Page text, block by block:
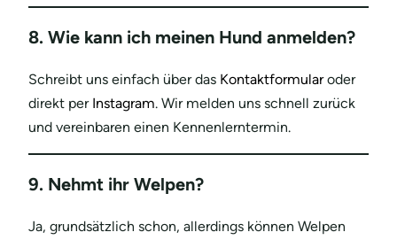
8. Wie kann ich meinen Hund anmelden?
Schreibt uns einfach über das Kontaktformularoder
direkt per Instagram. Wir melden uns schnell zurück
und vereinbaren einen Kennenlerntermin.
9. Nehmt ihr Welpen?
Ja, grundsätzlich schon, allerdings können Welpen